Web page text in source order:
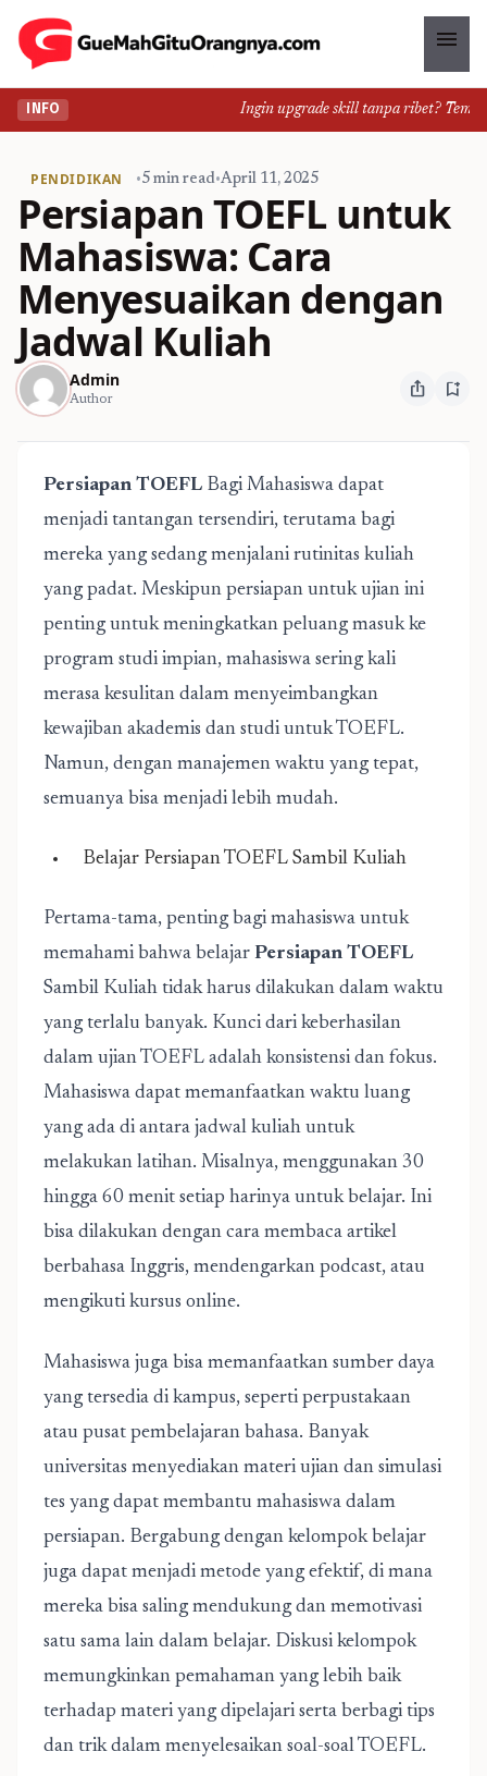
menu
INFO Ingin upgrade skill tanpa ribet?
PENDIDIKAN •5 min read•April 11, 2025
Persiapan TOEFL untuk
Mahasiswa: Cara
Menyesuaikan dengan
Jadwal Kuliah
Admin
Author ios_share bookmark_add
Persiapan TOEFL Bagi Mahasiswa dapat
menjadi tantangan tersendiri, terutama bagi
mereka yang sedang menjalani rutinitas kuliah
yang padat. Meskipun persiapan untuk ujian ini
penting untuk meningkatkan peluang masuk ke
program studi impian, mahasiswa sering kali
merasa kesulitan dalam menyeimbangkan
kewajiban akademis dan studi untuk TOEFL.
Namun, dengan manajemen waktu yang tepat,
semuanya bisa menjadi lebih mudah.
Belajar Persiapan TOEFL Sambil Kuliah
Pertama-tama, penting bagi mahasiswa untuk
memahami bahwa belajar Persiapan TOEFL
Sambil Kuliah tidak harus dilakukan dalam waktu
yang terlalu banyak. Kunci dari keberhasilan
dalam ujian TOEFL adalah konsistensi dan fokus.
Mahasiswa dapat memanfaatkan waktu luang
yang ada di antara jadwal kuliah untuk
melakukan latihan. Misalnya, menggunakan 30
hingga 60 menit setiap harinya untuk belajar. Ini
bisa dilakukan dengan cara membaca artikel
berbahasa Inggris, mendengarkan podcast, atau
mengikuti kursus online.
Mahasiswa juga bisa memanfaatkan sumber daya
yang tersedia di kampus, seperti perpustakaan
atau pusat pembelajaran bahasa. Banyak
universitas menyediakan materi ujian dan simulasi
tes yang dapat membantu mahasiswa dalam
persiapan. Bergabung dengan kelompok belajar
juga dapat menjadi metode yang efektif, di mana
mereka bisa saling mendukung dan memotivasi
satu sama lain dalam belajar. Diskusi kelompok
memungkinkan pemahaman yang lebih baik
terhadap materi yang dipelajari serta berbagi tips
dan trik dalam menyelesaikan soal-soal TOEFL.